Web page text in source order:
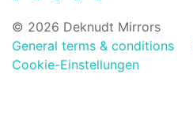
© 2026 Deknudt Mirrors
General terms & conditions
Cookie-Einstellungen